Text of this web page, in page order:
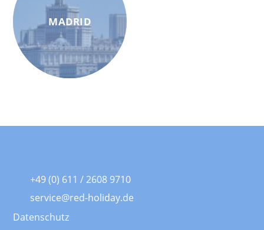
MADRID
+49 (0) 611 / 2608 9710
service@red-holiday.de
Datenschutz